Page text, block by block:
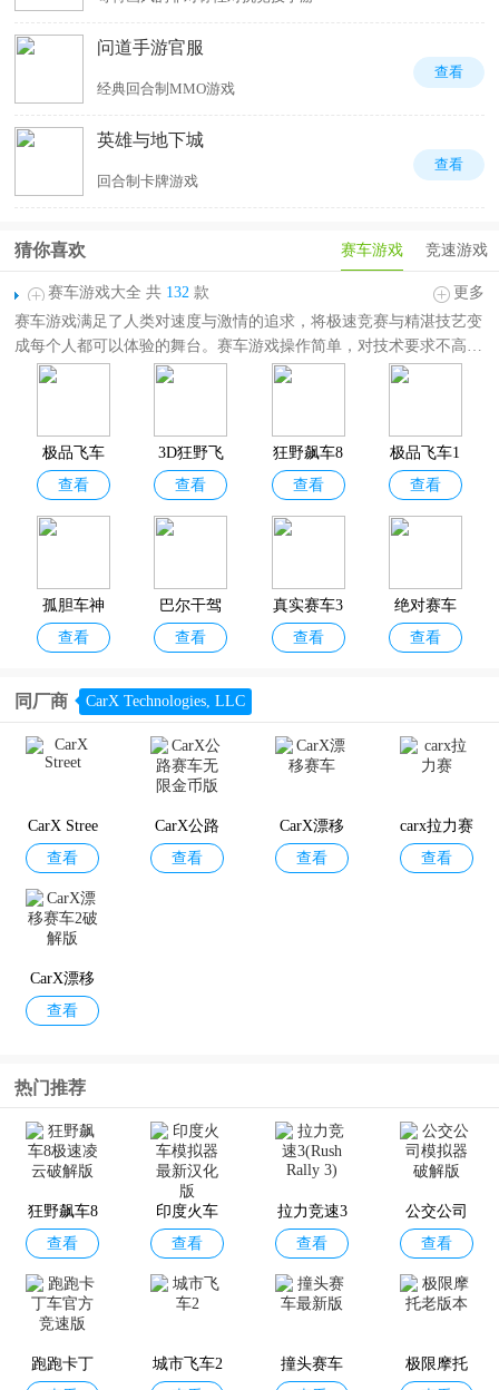
问道手游官服
经典回合制MMO游戏
查看
英雄与地下城
回合制卡牌游戏
查看
赛车游戏 竞速游戏
猜你喜欢
赛车游戏大全 共 132 款
更多
赛车游戏满足了人类对速度与激情的追求，将极速竞赛与精湛技艺变
成每个人都可以体验的舞台。赛车游戏操作简单，对技术要求不高，
再加上独特的赛车设备、逼真的比赛画面和真实音效，玩家在手机上
其中包括QQ飞车、极品飞车集结手游、狂野飙车系列手游等。在这
些游戏中玩家会见到超多不一样的赛车，你需要慢慢的去解锁，同时
还有丰富的游戏场景，喜欢赛车游戏的朋友欢迎分享收藏！
极品飞车
集结手游
查看
3D狂野飞
车最高通
缉最新版
查看
狂野飙车8
官方正版
查看
极品飞车1
7最高通缉
查看
孤胆车神
维加斯手
查看
巴尔干驾
驶区最新
查看
真实赛车3
国际版
查看
绝对赛车
官方正版
查看
火力全开2
最新版
极品飞车
无极限赛
车
查看
csr赛车2国
真正的赛
机版
驾驶地带o
l
查看
同厂商 CarX Technologies, LLC
CarX Stree
t
查看
CarX公路
赛车无限
查看
CarX漂移
赛车
查看
carx拉力赛
查看
CarX漂移
赛车2破解
查看
热门推荐
狂野飙车8
极速凌云
破解版
查看
印度火车
模拟器最
新汉化版
查看
拉力竞速3
(Rush Rall
y 3)
查看
公交公司
模拟器破
解版
查看
跑跑卡丁
城市飞车2
撞头赛车
极限摩托